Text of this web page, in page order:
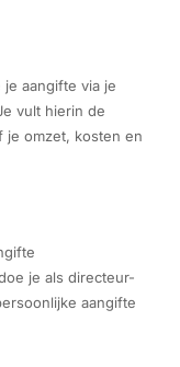
aangifte via je
vult hierin de
je omzet, kosten en
je als directeur-
aangifte